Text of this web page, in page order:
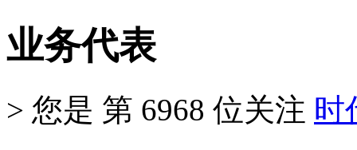
业务代表
> 您是 第 6968 位关注 时